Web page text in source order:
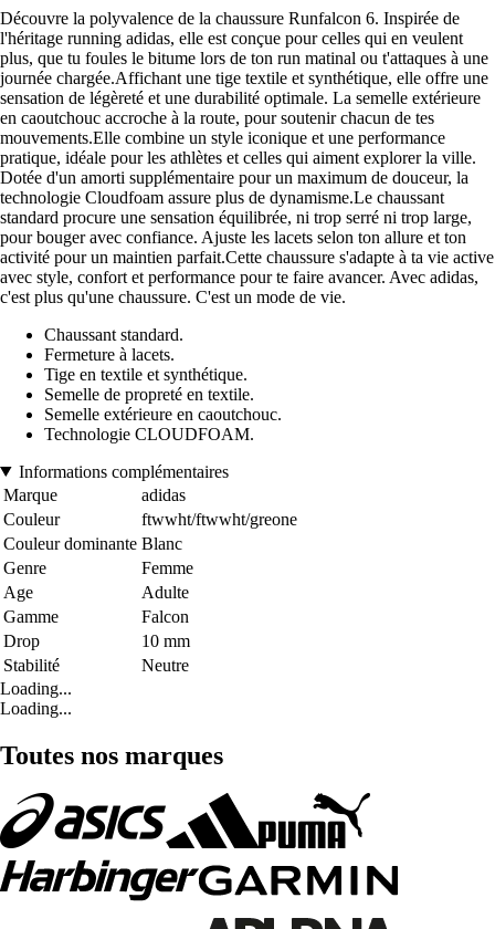
Découvre la polyvalence de la chaussure Runfalcon 6. Inspirée de
l'héritage running adidas, elle est conçue pour celles qui en veulent
plus, que tu foules le bitume lors de ton run matinal ou t'attaques à une
journée chargée.Affichant une tige textile et synthétique, elle offre une
sensation de légèreté et une durabilité optimale. La semelle extérieure
en caoutchouc accroche à la route, pour soutenir chacun de tes
mouvements.Elle combine un style iconique et une performance
pratique, idéale pour les athlètes et celles qui aiment explorer la ville.
Dotée d'un amorti supplémentaire pour un maximum de douceur, la
technologie Cloudfoam assure plus de dynamisme.Le chaussant
standard procure une sensation équilibrée, ni trop serré ni trop large,
pour bouger avec confiance. Ajuste les lacets selon ton allure et ton
activité pour un maintien parfait.Cette chaussure s'adapte à ta vie active
avec style, confort et performance pour te faire avancer. Avec adidas,
c'est plus qu'une chaussure. C'est un mode de vie.
Chaussant standard.
Fermeture à lacets.
Tige en textile et synthétique.
Semelle de propreté en textile.
Semelle extérieure en caoutchouc.
Technologie CLOUDFOAM.
Informations complémentaires
Marque
adidas
Couleur
ftwwht/ftwwht/greone
Couleur dominante Blanc
Genre
Femme
Age
Adulte
Gamme
Falcon
Drop
10 mm
Stabilité
Neutre
Loading...
Loading...
Toutes nos marques